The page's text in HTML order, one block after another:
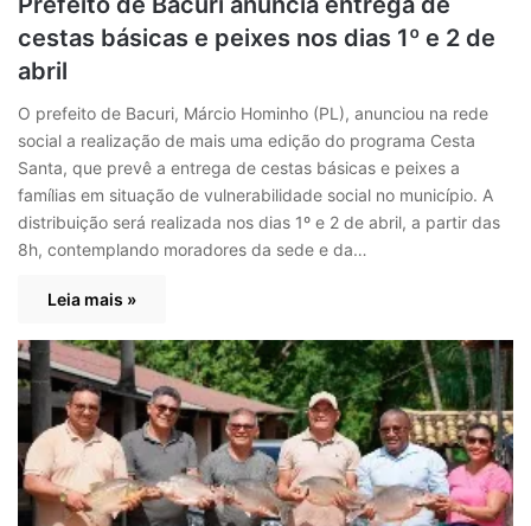
cestas básicas e peixes nos dias 1º e 2 de
abril
O prefeito de Bacuri, Márcio Hominho (PL), anunciou na rede
social a realização de mais uma edição do programa Cesta
Santa, que prevê a entrega de cestas básicas e peixes a
famílias em situação de vulnerabilidade social no município. A
distribuição será realizada nos dias 1º e 2 de abril, a partir das
8h, contemplando moradores da sede e da…
Leia mais »